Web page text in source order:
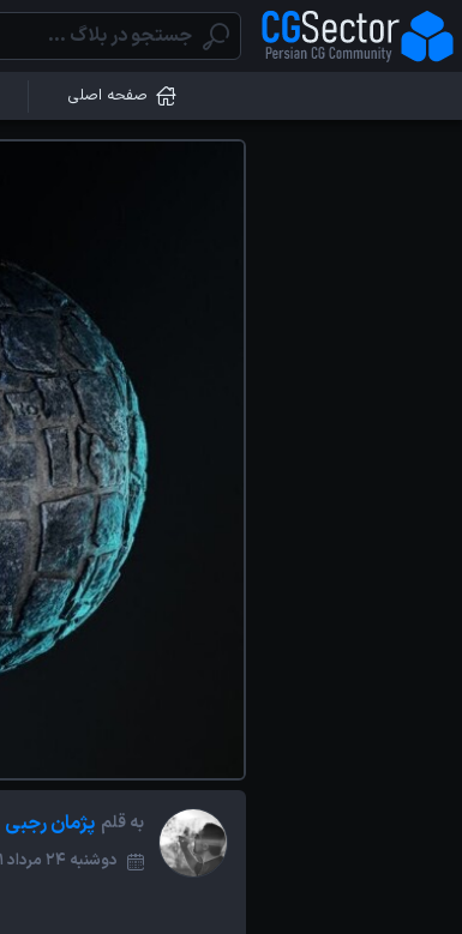
صفحه اصلی
به قلم پژمان رجبی
دوشنبه 24 مرداد 1401